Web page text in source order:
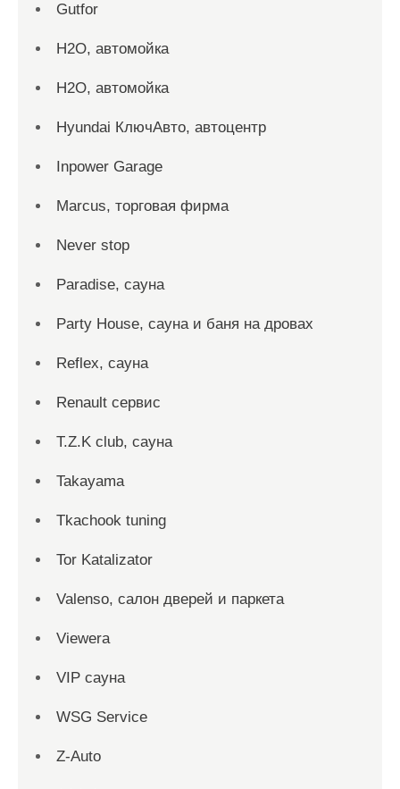
Gutfor
H2O, автомойка
H2O, автомойка
Hyundai КлючАвто, автоцентр
Inpower Garage
Marcus, торговая фирма
Never stop
Paradise, сауна
Party House, сауна и баня на дровах
Reflex, сауна
Renault сервис
T.Z.K club, сауна
Takayama
Tkachook tuning
Tor Katalizator
Valenso, салон дверей и паркета
Viewera
VIP сауна
WSG Service
Z-Auto